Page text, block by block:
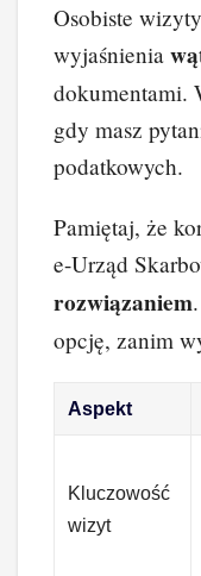
Osobiste
wyjaśnienia
dokumentami.
gdy masz
podatkowych.
Pamiętaj, że
e-Urząd
rozwiązaniem
opcję, zanim
Aspekt
Kluczowość
wizyt